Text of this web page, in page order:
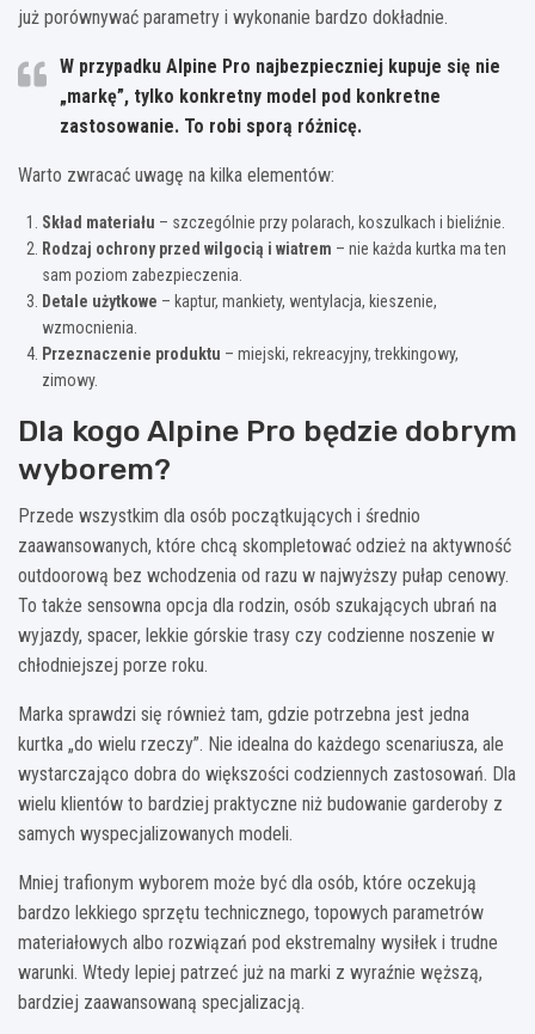
już porównywać parametry i wykonanie bardzo dokładnie.
W przypadku Alpine Pro najbezpieczniej kupuje się nie
„markę”, tylko konkretny model pod konkretne
zastosowanie. To robi sporą różnicę.
Warto zwracać uwagę na kilka elementów:
Skład materiału – szczególnie przy polarach, koszulkach i bieliźnie.
Rodzaj ochrony przed wilgocią i wiatrem – nie każda kurtka ma ten
sam poziom zabezpieczenia.
Detale użytkowe – kaptur, mankiety, wentylacja, kieszenie,
wzmocnienia.
Przeznaczenie produktu – miejski, rekreacyjny, trekkingowy,
zimowy.
Dla kogo Alpine Pro będzie dobrym
wyborem?
Przede wszystkim dla osób początkujących i średnio
zaawansowanych, które chcą skompletować odzież na aktywność
outdoorową bez wchodzenia od razu w najwyższy pułap cenowy.
To także sensowna opcja dla rodzin, osób szukających ubrań na
wyjazdy, spacer, lekkie górskie trasy czy codzienne noszenie w
chłodniejszej porze roku.
Marka sprawdzi się również tam, gdzie potrzebna jest jedna
kurtka „do wielu rzeczy”. Nie idealna do każdego scenariusza, ale
wystarczająco dobra do większości codziennych zastosowań. Dla
wielu klientów to bardziej praktyczne niż budowanie garderoby z
samych wyspecjalizowanych modeli.
Mniej trafionym wyborem może być dla osób, które oczekują
bardzo lekkiego sprzętu technicznego, topowych parametrów
materiałowych albo rozwiązań pod ekstremalny wysiłek i trudne
warunki. Wtedy lepiej patrzeć już na marki z wyraźnie węższą,
bardziej zaawansowaną specjalizacją.